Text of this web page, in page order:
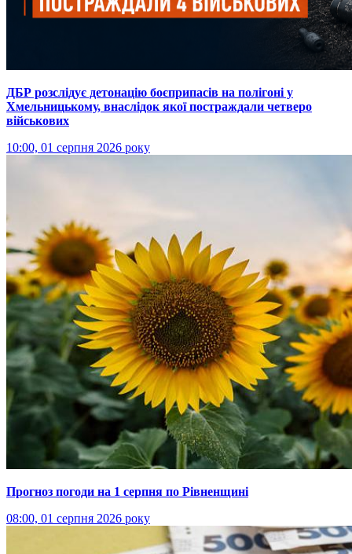
ДБР розслідує детонацію боєприпасів на полігоні у
Хмельницькому, внаслідок якої постраждали четверо
військових
10:00, 01 серпня 2026 року
Прогноз погоди на 1 серпня по Рівненщині
08:00, 01 серпня 2026 року